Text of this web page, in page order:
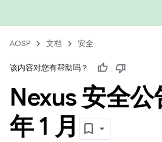
AOSP 文档 安全
该内容对您有帮助吗？
Nexus 安全
年 1 月